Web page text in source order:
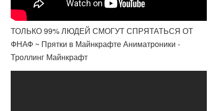
ТОЛЬКО 99% ЛЮДЕЙ СМОГУТ СПРЯТАТЬСЯ ОТ
ФНАФ ~ Прятки в Майнкрафте Аниматроники -
Троллинг Майнкрафт